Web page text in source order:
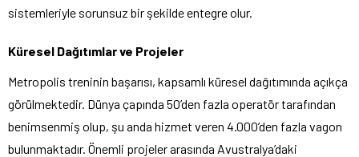
sistemleriyle sorunsuz bir şekilde entegre olur.
Küresel Dağıtımlar ve Projeler
Metropolis treninin başarısı, kapsamlı küresel dağıtımında açıkça
görülmektedir. Dünya çapında 50’den fazla operatör tarafından
benimsenmiş olup, şu anda hizmet veren 4.000’den fazla vagon
bulunmaktadır. Önemli projeler arasında Avustralya’daki